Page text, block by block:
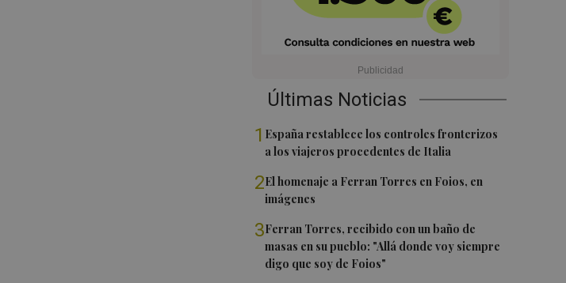
Últimas Noticias
1 España restablece los controles fronterizos
a los viajeros procedentes de Italia
2El homenaje a Ferran Torres en Foios, en
imágenes
3Ferran Torres, recibido con un baño de
masas en su pueblo: "Allá donde voy siempre
digo que soy de Foios"